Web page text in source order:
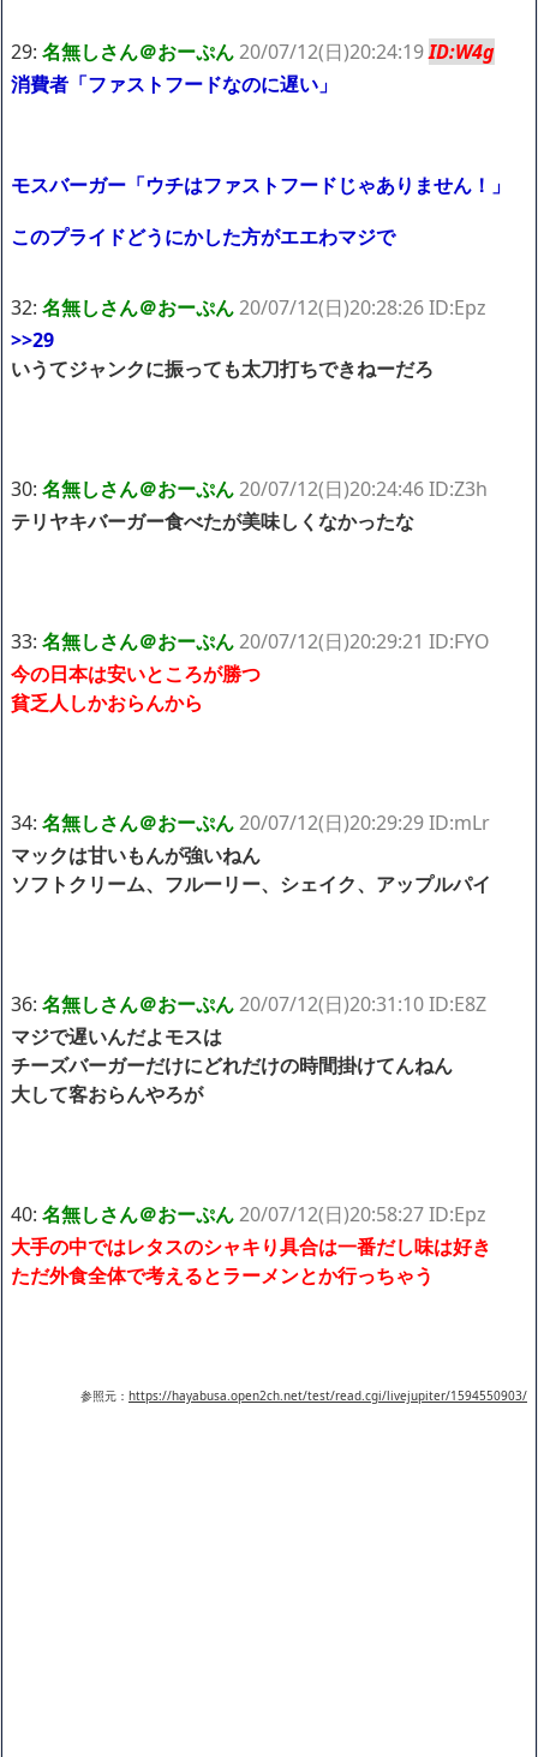
29: 名無しさん＠おーぷん20/07/12(日)20:24:19ID:W4g
消費者「ファストフードなのに遅い」
モスバーガー「ウチはファストフードじゃありません！」
このプライドどうにかした方がエエわマジで
32: 名無しさん＠おーぷん20/07/12(日)20:28:26 ID:Epz
>>29
いうてジャンクに振っても太刀打ちできねーだろ
30: 名無しさん＠おーぷん20/07/12(日)20:24:46 ID:Z3h
テリヤキバーガー食べたが美味しくなかったな
33: 名無しさん＠おーぷん20/07/12(日)20:29:21 ID:FYO
今の日本は安いところが勝つ
貧乏人しかおらんから
34: 名無しさん＠おーぷん20/07/12(日)20:29:29 ID:mLr
マックは甘いもんが強いねん
ソフトクリーム、フルーリー、シェイク、アップルパイ
36: 名無しさん＠おーぷん20/07/12(日)20:31:10 ID:E8Z
マジで遅いんだよモスは
チーズバーガーだけにどれだけの時間掛けてんねん
大して客おらんやろが
40: 名無しさん＠おーぷん20/07/12(日)20:58:27 ID:Epz
大手の中ではレタスのシャキり具合は一番だし味は好き
ただ外食全体で考えるとラーメンとか行っちゃう
参照元： https://hayabusa.open2ch.net/test/read.cgi/livejupiter/1594550903/